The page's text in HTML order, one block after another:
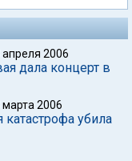
апреля 2006
дала концерт в
марта 2006
убила